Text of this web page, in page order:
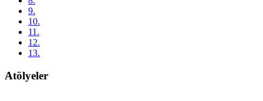
9.
10.
11.
12.
13.
Atölyeler